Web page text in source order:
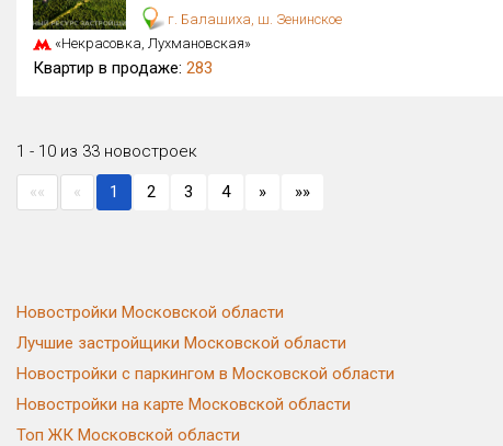
г. Балашиха, ш. Зенинское
«Некрасовка, Лухмановская»
Квартир в продаже: 283
1 - 10 из 33 новостроек
«« « 1 2 3 4 » »»
Новостройки Московской области
Лучшие застройщики Московской области
Новостройки с паркингом в Московской области
Новостройки на карте Московской области
Топ ЖК Московской области